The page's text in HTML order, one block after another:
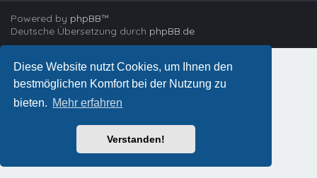
Diese Website nutzt Cookies, um Ihnen den
bestmöglichen Komfort bei der Nutzung zu
bieten. Mehr erfahren
Verstanden!
Powered by phpBB™
Deutsche Übersetzung durch phpBB.de